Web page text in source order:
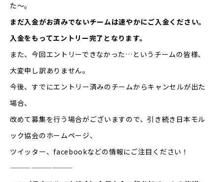
た〜。
まだ入金がお済みでないチームは速やかにご入金ください。
入金をもってエントリー完了となります。
また、今回エントリーできなかった…というチームの皆様、
大変申し訳ありません。
今後、すでにエントリー済みのチームからキャンセルが出た
場合、
改めて募集を行う場合がございますので、引き続き日本モル
ック協会のホームページ、
ツイッター、facebookなどの情報にご注目ください！
—————————